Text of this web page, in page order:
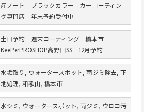
産ノート ブラックカラー カーコーティン
グ専門店 年末予約受付中
土日予約 週末コーティング 橋本市
KeePerPROSHOP高野口SS 12月予約
水垢取り, ウォータースポット, 雨ジミ除去, 下
地処理, 和歌山, 橋本市
水シミ, ウォータースポット, 雨ジミ, ウロコ汚